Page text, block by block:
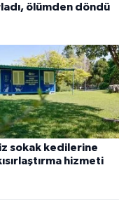
ölümden döndü
sokak kedilerine
hizmeti